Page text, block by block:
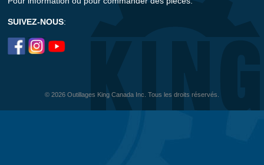
SUIVEZ-NOUS:
© 2026 Outillages King Canada Inc. Tous les droits réservés.